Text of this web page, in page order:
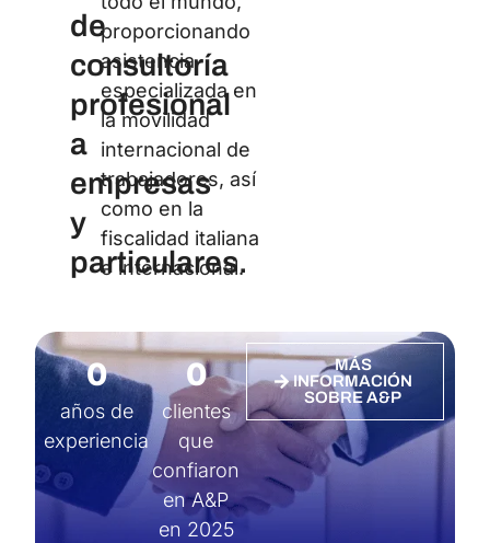
de
consultoría
profesional
a
empresas
y
particulares.
proporcionando
asistencia
especializada en
la movilidad
internacional de
trabajadores, así
como en la
fiscalidad italiana
e internacional.
años de
experiencia
0
clientes
que
confiaron
en A&P
en 2025
0
MÁS
INFORMACIÓN
SOBRE A&P